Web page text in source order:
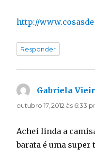
http://
Responder
Gabriela
outubro 17, 2012 às 6:33
Achei linda a
barata é uma super